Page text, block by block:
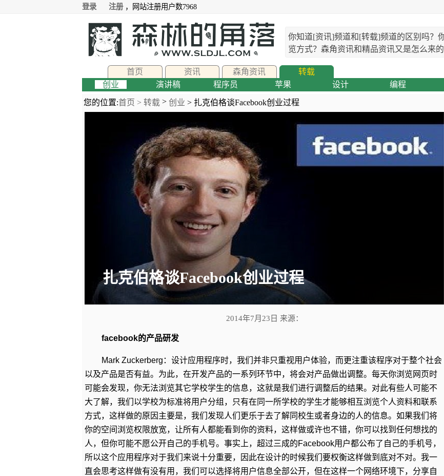
登录 注册，网站注册用户数7968
你知道[资讯]频道和[转载]频道的区别吗？
览方式？森角资讯和精品资讯又是怎么来
首页 资讯 森角资讯
转载
创业
演讲稿 程序员 苹果 设计 编程
您的位置:首页 > 转载 > 创业 > 扎克伯格谈Facebook创业过程
扎克伯格谈Facebook创业过程
2014年7月23日 来源：
facebook的产品研发
Mark Zuckerberg：设计应用程序时，我们并非只重视用户体验，而更注重该程序对于整个社会
以及产品是否有益。为此，在开发产品的一系列环节中，将会对产品做出调整。每天你浏览网页时
可能会发现，你无法浏览其它学校学生的信息，这就是我们进行调整后的结果。对此有些人可能不
大了解，我们以学校为标准将用户分组，只有在同一所学校的学生才能够相互浏览个人资料和联系
方式，这样做的原因主要是，我们发现人们更乐于去了解同校生或者身边的人的信息。如果我们将
你的空间浏览权限放宽，让所有人都能看到你的资料，这样做或许也不错，你可以找到任何想找的
人，但你可能不愿公开自己的手机号。事实上，超过三成的Facebook用户都公布了自己的手机号，
所以这个应用程序对于我们来说十分重要，因此在设计的时候我们要权衡这样做到底对不对。我一
直会思考这样做有没有用，我们可以选择将用户信息全部公开，但在这样一个网络环境下，分享自